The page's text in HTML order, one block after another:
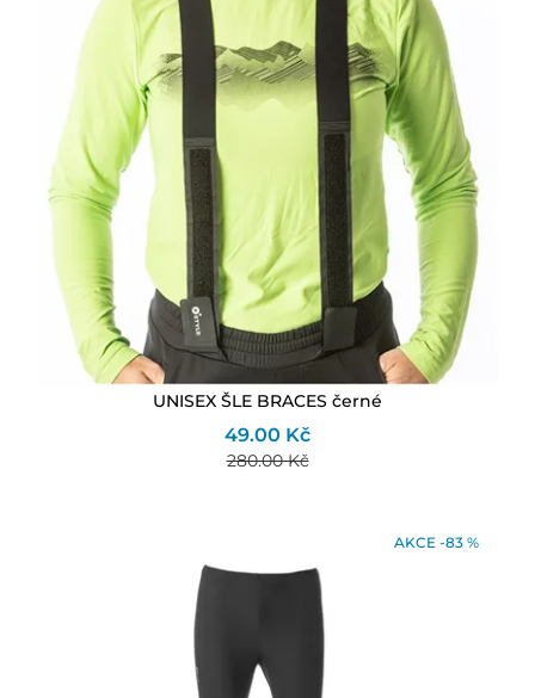
UNISEX ŠLE BRACES černé
49.00 Kč
280.00 Kč
AKCE -83 %